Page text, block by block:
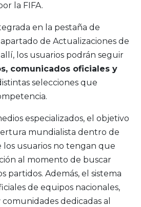
la FIFA.
en la pestaña de
de Actualizaciones de
allí, los usuarios podrán seguir
comunicados oficiales y
selecciones que
especializados, el objetivo
mundialista dentro de
usuarios no tengan que
al momento de buscar
partidos. Además, el sistema
de equipos nacionales,
dedicadas al